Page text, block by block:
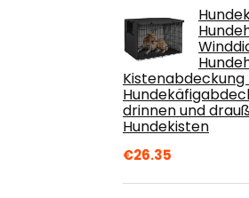
Kistenabdeckung
drinnen und
Hundekisten
€26.35